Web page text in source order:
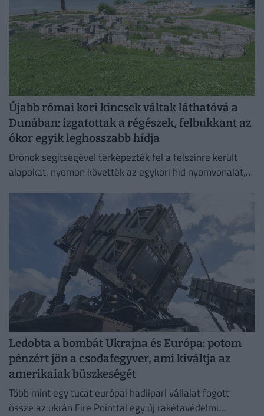
Újabb római kori kincsek váltak láthatóvá a
Dunában: izgatottak a régészek, felbukkant az
ókor egyik leghosszabb hídja
Drónok segítségével térképezték fel a felszínre került
alapokat, nyomon követték az egykori híd nyomvonalát,
Ledobta a bombát Ukrajna és Európa: potom
pénzért jön a csodafegyver, ami kiváltja az
amerikaiak büszkeségét
Több mint egy tucat európai hadiipari vállalat fogott
össze az ukrán Fire Pointtal egy új rakétavédelmi